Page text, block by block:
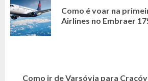
READINGComo é voar na
Airlines no Embraer
Como ir de Varsóvia para